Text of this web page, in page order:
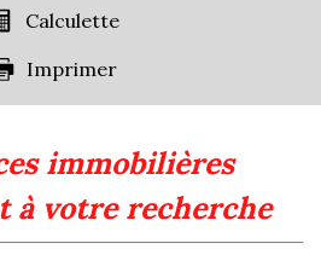
Calculette
Imprimer
à votre recherche